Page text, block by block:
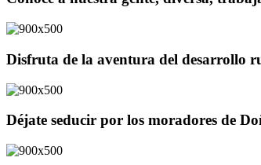
Disfruta de la aventura del desarrollo
Déjate seducir por los moradores de